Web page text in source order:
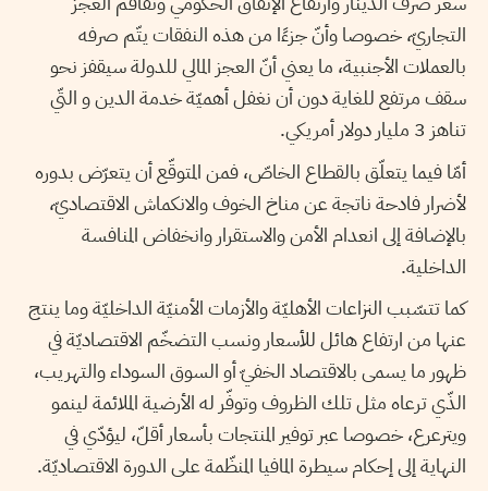
التجاريّ، خصوصا وأنّ جزءًا من هذه النفقات يتّم صرفه
بالعملات الأجنبية، ما يعني أنّ العجز المالي للدولة سيقفز نحو
سقف مرتفع للغاية دون أن نغفل أهميّة خدمة الدين و التّي
تناهز 3 مليار دولار أمريكي.
أمّا فيما يتعلّق بالقطاع الخاصّ، فمن المتوقّع أن يتعرّض بدوره
لأضرار فادحة ناتجة عن مناخ الخوف والانكماش الاقتصاديّ،
بالإضافة إلى انعدام الأمن والاستقرار وانخفاض المنافسة
الداخلية.
كما تتسّبب النزاعات الأهليّة والأزمات الأمنيّة الداخليّة وما ينتج
عنها من ارتفاع هائل للأسعار ونسب التضخّم الاقتصاديّة في
ظهور ما يسمى بالاقتصاد الخفيّ أو السوق السوداء والتهريب،
الذّي ترعاه مثل تلك الظروف وتوفّر له الأرضية الملائمة لينمو
ويترعرع، خصوصا عبر توفير المنتجات بأسعار أقلّ، ليؤدّي في
النهاية إلى إحكام سيطرة المافيا المنظّمة على الدورة الاقتصاديّة.